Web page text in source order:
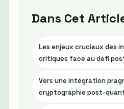
Dans Cet
Les enjeux cruciaux des
critiques face au défi
Vers une intégration
cryptographie post-